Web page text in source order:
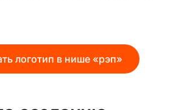
логотип в нише «рэп»